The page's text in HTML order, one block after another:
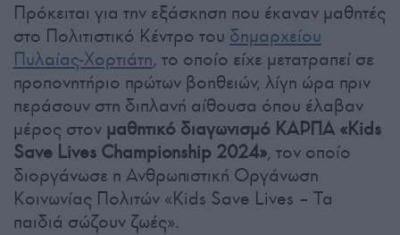
Πρόκειται για την εξάσκηση που έκαναν μαθητές
στο Πολιτιστικό Κέντρο του δημαρχείου
Πυλαίας-Χορτιάτη, το οποίο είχε μετατραπεί σε
προπονητήριο πρώτων βοηθειών, λίγη ώρα πριν
περάσουν στη διπλανή αίθουσα όπου έλαβαν
μέρος στον μαθητικό διαγωνισμό ΚΑΡΠΑ «Kids
Save Lives Championship 2024», τον οποίο
διοργάνωσε η Ανθρωπιστική Οργάνωση
Κοινωνίας Πολιτών «Kids Save Lives – Τα
παιδιά σώζουν ζωές».